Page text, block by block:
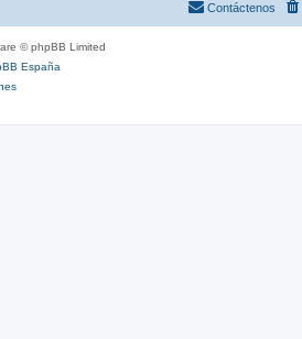
Contáctenos
© phpBB Limited
España